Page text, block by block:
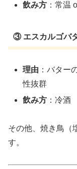
飲み方 ：常温
③ エスカルゴバ
理由 ：バター
性抜群
飲み方 ：冷酒
その他、焼き鳥（
す。